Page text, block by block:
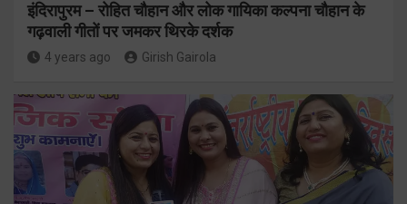
इंदिरापुरम – रोहित चौहान और लोक गायिका कल्पना चौहान के
गढ़वाली गीतों पर जमकर थिरके दर्शक
4 years ago Girish Gairola